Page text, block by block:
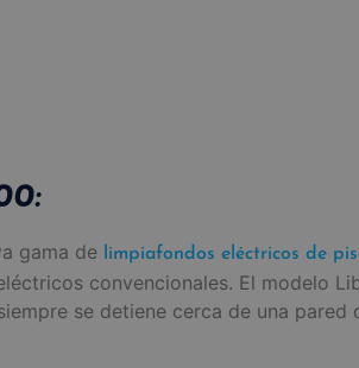
gama de limpiafondos eléctricos de
convencionales. El modelo
se detiene cerca de una